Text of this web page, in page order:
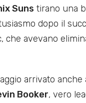
Suns tirano una
dopo il
che avevano
arrivato anche
Booker, vero